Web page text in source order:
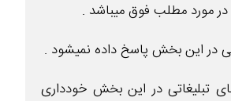
در مورد مطلب فوق میباشد .
در این بخش پاسخ داده نمیشود .
تبلیغاتی در این بخش خودداری